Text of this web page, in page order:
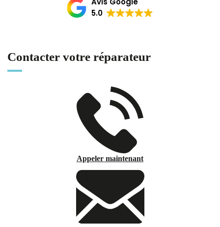
5.0
Contacter votre réparateur
Appeler maintenant